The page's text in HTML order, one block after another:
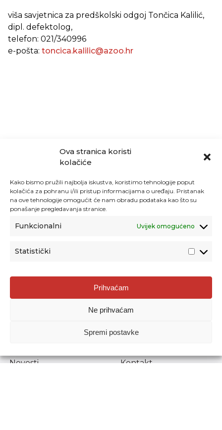
Ova stranica koristi
kolačiće
Kako bismo pružili najbolja iskustva, koristimo tehnologije poput
kolačića za pohranu i/ili pristup informacijama o uređaju. Pristanak
na ove tehnologije omogućit će nam obradu podataka kao što su
ponašanje pregledavanja stranice.
Funkcionalni Uvijek omogućeno
Statistički
Prihvaćam
Ne prihvaćam
Spremi postavke
viša savjetnica za predškolski odgoj Tončica Kalilić,
dipl. defektolog,
telefon: 021/340996
e-pošta: toncica.kalilic@azoo.hr
Agencija za odgoj i obrazovanje
Donje Svetice 38, 10000 Zagreb
1778129
Prenošenje sadržaja dopušteno je uz navođenje izvora.
Novosti
Kontakt